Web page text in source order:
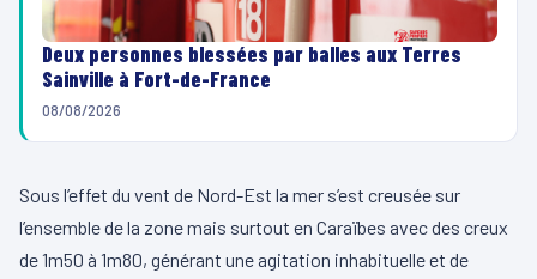
Deux personnes blessées par balles aux Terres
Sainville à Fort-de-France
08/08/2026
Sous l’effet du vent de Nord-Est la mer s’est creusée sur
l’ensemble de la zone mais surtout en Caraïbes avec des creux
de 1m50 à 1m80, générant une agitation inhabituelle et de